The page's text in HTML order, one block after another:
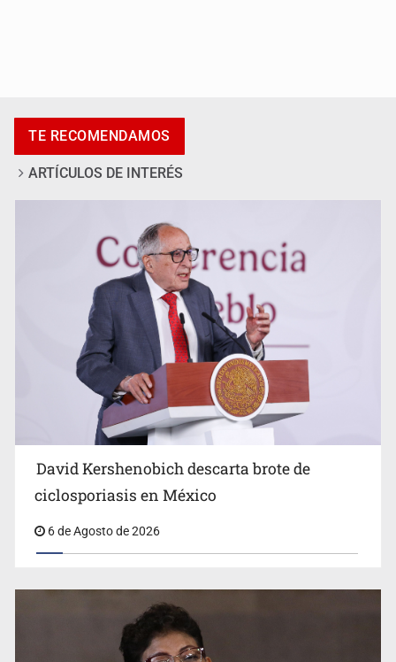
en Oblatos
Advierten retrocesos en transparencia tras desaparición
del INAI
Jalisco mantiene la búsqueda de 21 adolescentes
desaparecidos durante julio
TE RECOMENDAMOS
ARTÍCULOS DE INTERÉS
David Kershenobich descarta brote de
ciclosporiasis en México
6 de Agosto de 2026